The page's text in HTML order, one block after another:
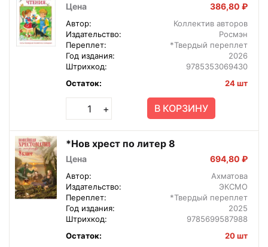
Цена 386,80 ₽
Автор:
Коллектив авторов
Издательство:
Росмэн
Переплет:
*Твердый переплет
Год издания:
2026
Штрихкод:
9785353069430
Остаток:
24 шт
+ В КОРЗИНУ
*Нов хрест по литер 8
Цена 694,80 ₽
Автор:
Ахматова
Издательство:
ЭКСМО
Переплет:
*Твердый переплет
Год издания:
2025
Штрихкод:
9785699587988
Остаток:
20 шт